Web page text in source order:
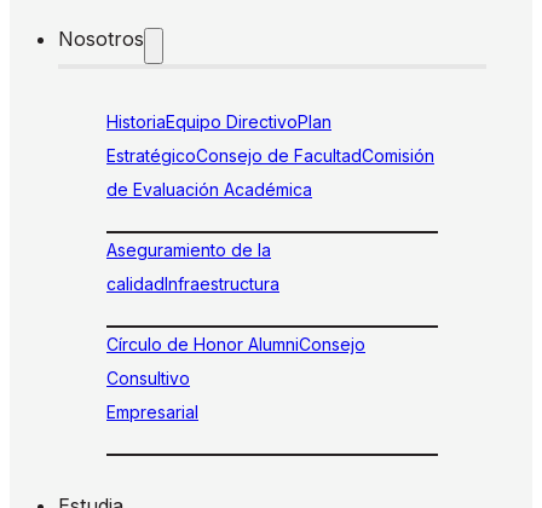
Nosotros
HistoriaEquipo DirectivoPlan
EstratégicoConsejo de FacultadComisión
de Evaluación Académica
Aseguramiento de la
calidadInfraestructura
Círculo de Honor AlumniConsejo
Consultivo
Empresarial